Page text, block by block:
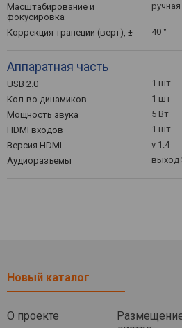
Масштабирование и
фокусировка
ручная
Коррекция трапеции (верт), ± 40 °
Аппаратная часть
USB 2.0
1 шт
Кол-во динамиков
1 шт
Мощность звука
5 Вт
HDMI входов
1 шт
Версия HDMI
v 1.4
Аудиоразъемы
выход
Новый каталог
О проекте